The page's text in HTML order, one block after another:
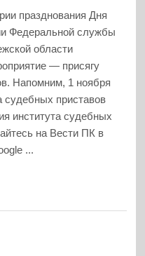
празднования Дня
Федеральной службы
области
— присягу
Напомним, 1 ноября
судебных приставов
института судебных
на Вести ПК в
...